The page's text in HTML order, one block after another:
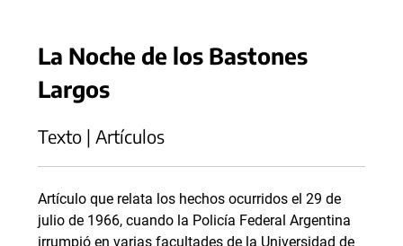
La Noche de los Bastones
Largos
Texto | Artículos
Artículo que relata los hechos ocurridos el 29 de
julio de 1966, cuando la Policía Federal Argentina
irrumpió en varias facultades de la Universidad de